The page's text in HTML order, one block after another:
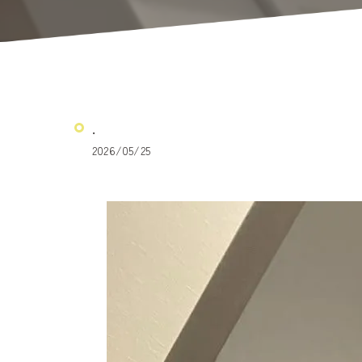
.
2026/05/25